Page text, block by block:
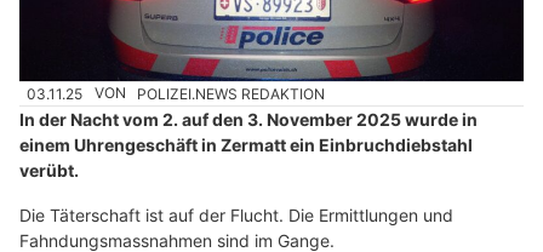
03.11.25 VON POLIZEI.NEWS REDAKTION
In der Nacht vom 2. auf den 3. November 2025 wurde in
einem Uhrengeschäft in Zermatt ein Einbruchdiebstahl
verübt.
Die Täterschaft ist auf der Flucht. Die Ermittlungen und
Fahndungsmassnahmen sind im Gange.